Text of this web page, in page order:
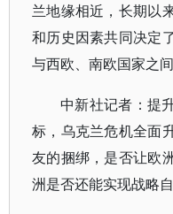
兰地缘相近，长期以
和历史因素共同决定
与西欧、南欧国家之
中新社记者：提
标，乌克兰危机全面
友的捆绑，是否让欧
洲是否还能实现战略